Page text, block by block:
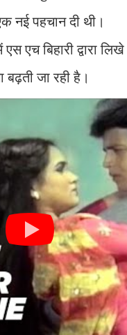
नई पहचान दी थी।
बिहारी द्वारा
बढ़ती जा रही है।